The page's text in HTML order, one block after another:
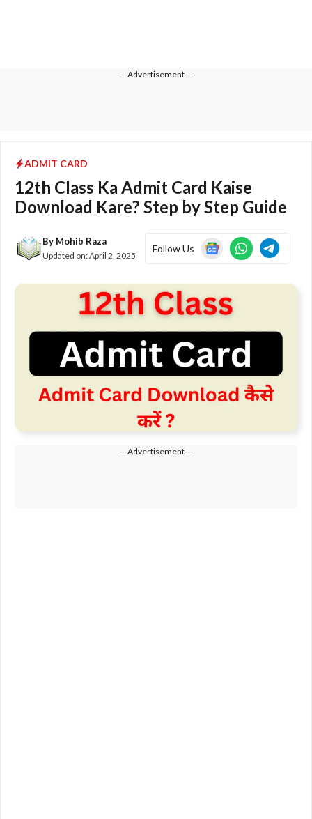
---Advertisement---
ADMIT CARD
12th Class Ka Admit Card Kaise
Download Kare? Step by Step Guide
By Mohib Raza
Updated on:April 2, 2025
Follow Us
---Advertisement---